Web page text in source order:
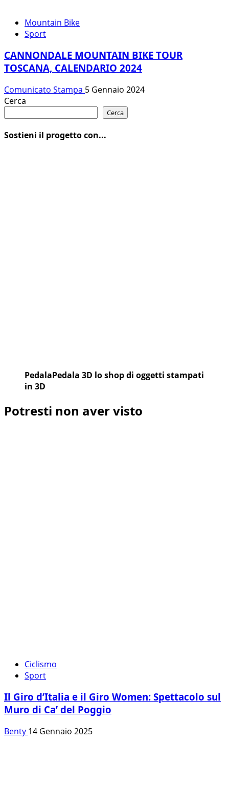
Mountain Bike
Sport
CANNONDALE MOUNTAIN BIKE TOUR
TOSCANA, CALENDARIO 2024
Comunicato Stampa 5 Gennaio 2024
Cerca
Cerca
Sostieni il progetto con...
PedalaPedala 3D lo shop di oggetti stampati
in 3D
Potresti non aver visto
Ciclismo
Sport
Il Giro d’Italia e il Giro Women: Spettacolo sul
Muro di Ca’ del Poggio
Benty 14 Gennaio 2025